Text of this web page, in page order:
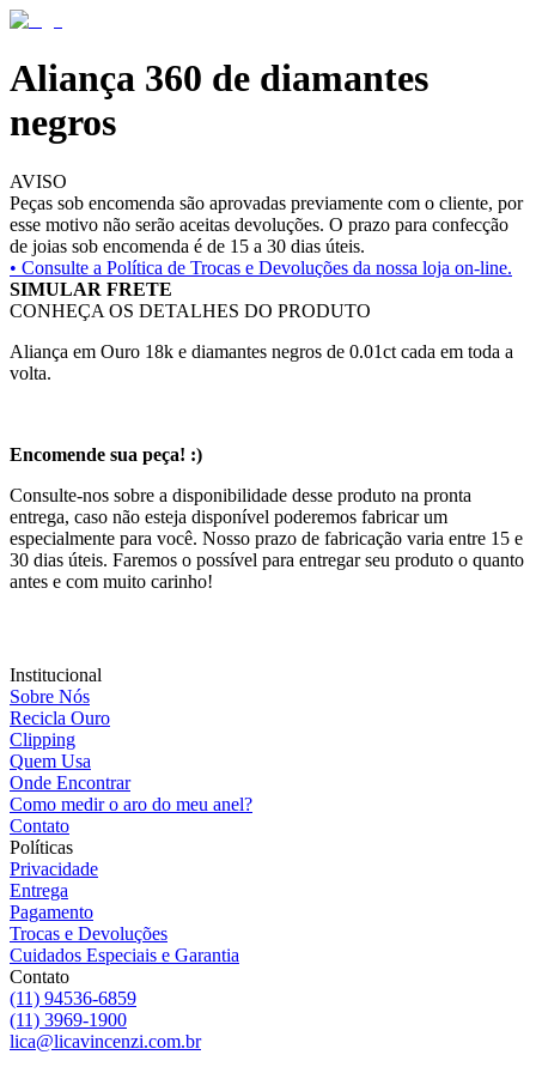
Aliança 360 de diamantes
negros
AVISO
Peças sob encomenda são aprovadas previamente com o cliente, por
esse motivo não serão aceitas devoluções. O prazo para confecção
de joias sob encomenda é de 15 a 30 dias úteis.
• Consulte a Política de Trocas e Devoluções da nossa loja on-line.
SIMULAR FRETE
CONHEÇA OS DETALHES DO PRODUTO
Aliança em Ouro 18k e diamantes negros de 0.01ct cada em toda a
volta.
Encomende sua peça! :)
Consulte-nos sobre a disponibilidade desse produto na pronta
entrega, caso não esteja disponível poderemos fabricar um
especialmente para você. Nosso prazo de fabricação varia entre 15 e
30 dias úteis. Faremos o possível para entregar seu produto o quanto
antes e com muito carinho!
Institucional
Sobre Nós
Recicla Ouro
Clipping
Quem Usa
Onde Encontrar
Como medir o aro do meu anel?
Contato
Políticas
Privacidade
Entrega
Pagamento
Trocas e Devoluções
Cuidados Especiais e Garantia
Contato
(11) 94536-6859
(11) 3969-1900
lica@licavincenzi.com.br